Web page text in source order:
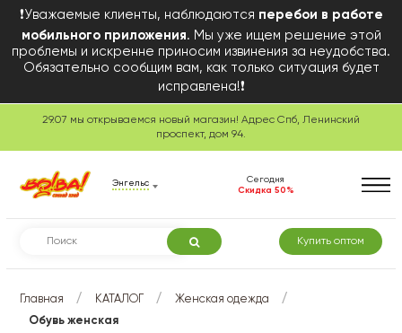
❗Уважаемые клиенты, наблюдаются перебои в работе
мобильного приложения. Мы уже ищем решение этой
проблемы и искренне приносим извинения за неудобства.
Обязательно сообщим вам, как только ситуация будет
исправлена!❗
29.07 мы открываемся новый магазин! Адрес Спб, Ленинский
проспект, дом 94.
Энгельс
Сегодня
Скидка 50%
Купить оптом
Главная / КАТАЛОГ / Женская одежда /
Обувь женская